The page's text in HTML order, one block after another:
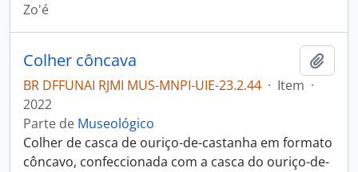
Zo'é
Colher côncava
BR DFFUNAI RJMI MUS-MNPI-UIE-23.2.44 · Item ·
2022
Parte de Museológico
Colher de casca de ouriço-de-castanha em formato
côncavo, confeccionada com a casca do ouriço-de-